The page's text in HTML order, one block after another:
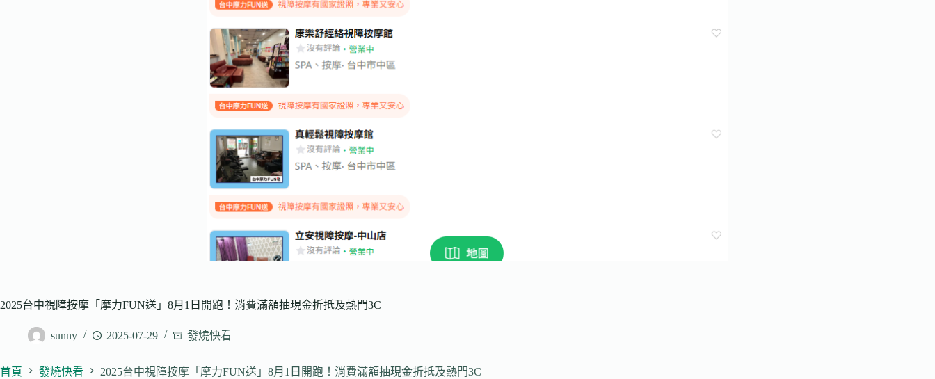
2025台中視障按摩「摩力FUN送」8月1日開跑！消費滿額抽現金折抵及熱門3C
sunny 2025-07-29 發燒快看
首頁 發燒快看 2025台中視障按摩「摩力FUN送」8月1日開跑！消費滿額抽現金折抵及熱門3C